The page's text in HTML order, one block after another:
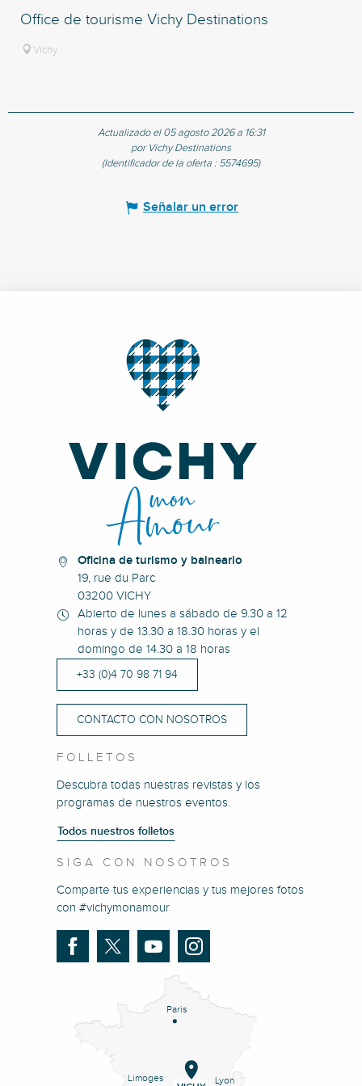
Office de tourisme Vichy Destinations
Vichy
Actualizado el 05 agosto 2026 a 16:31
por Vichy Destinations
(Identificador de la oferta : 5574695)
Señalar un error
Oficina de turismo y balneario
19, rue du Parc
03200 VICHY
Abierto de lunes a sábado de 9.30 a 12
horas y de 13.30 a 18.30 horas y el
domingo de 14.30 a 18 horas
+33 (0)4 70 98 71 94
CONTACTO CON NOSOTROS
FOLLETOS
Descubra todas nuestras revistas y los
programas de nuestros eventos.
Todos nuestros folletos
SIGA CON NOSOTROS
Comparte tus experiencias y tus mejores fotos
con #vichymonamour
Paris
Lyon
Limoges